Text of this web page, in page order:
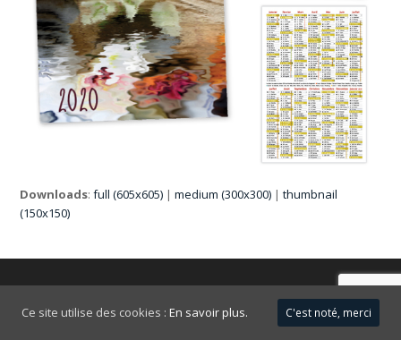
Downloads:full (605x605) |medium (300x300) |thumbnail
(150x150)
Ce site utilise des cookies : En savoir plus. C'est noté, merci